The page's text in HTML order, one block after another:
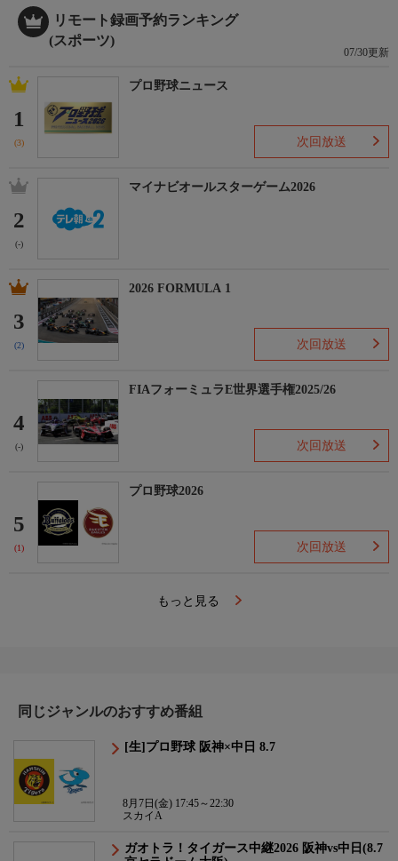
リモート録画予約ランキング
(スポーツ)
07/30更新
1
(3)
プロ野球ニュース
次回放送
2
(-)
マイナビオールスターゲーム2026
3
(2)
2026 FORMULA 1
次回放送
4
(-)
FIAフォーミュラE世界選手権2025/26
次回放送
5
(1)
プロ野球2026
次回放送
もっと見る
同じジャンルのおすすめ番組
[生]プロ野球 阪神×中日 8.7
8月7日(金) 17:45～22:30
スカイA
ガオトラ！タイガース中継2026 阪神vs中日(8.7